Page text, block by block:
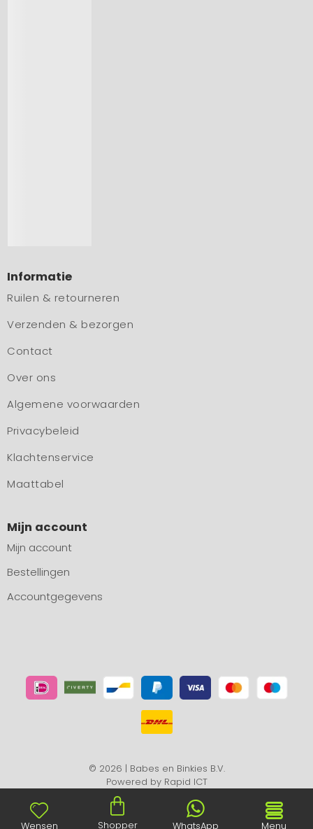
Informatie
Ruilen & retourneren
Verzenden & bezorgen
Contact
Over ons
Algemene voorwaarden
Privacybeleid
Klachtenservice
Maattabel
Mijn account
Mijn account
Bestellingen
Accountgegevens
© 2026 | Babes en Binkies B.V.
Powered by Rapid ICT
Wensen Shopper WhatsApp Menu